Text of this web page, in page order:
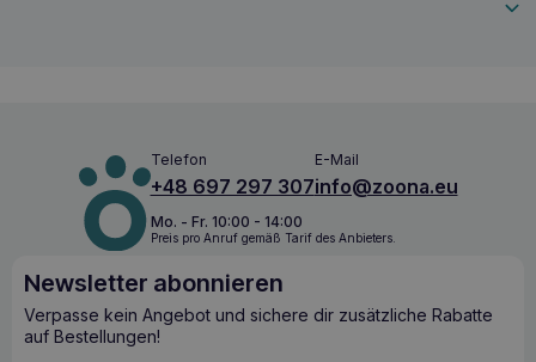
Darüber hinaus enthält das Produkt
Stärke
Grüntee-Extrakt, die eine unterstützende Wirkung haben,
indem sie die Schleimhaut schützen und freie Radikale
neutralisieren.
Die wichtigsten gesundheitlichen
Vorteile: VETFOOD Acid Balance 30
Kapseln
Telefon
+48 697 297 307
E-Mail
info@zoona.eu
Mo. - Fr. 10:00 - 14:00
Preis pro Anruf gemäß Tarif des Anbieters.
Newsletter abonnieren
Verpasse kein Angebot und sichere dir zusätzliche Rabatte
auf Bestellungen!